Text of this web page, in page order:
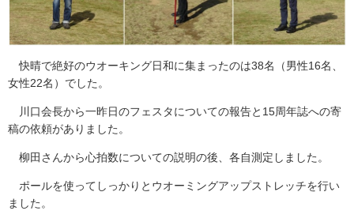
快晴で絶好のウオーキング日和に集まったのは38名（男性16名、
女性22名）でした。
川口会長から一昨日のフェスタについての報告と15周年誌への寄
稿の依頼がありました。
柳田さんから心拍数についての説明の後、各自測定しました。
ポールを使ってしっかりとウオーミングアップストレッチを行い
ました。